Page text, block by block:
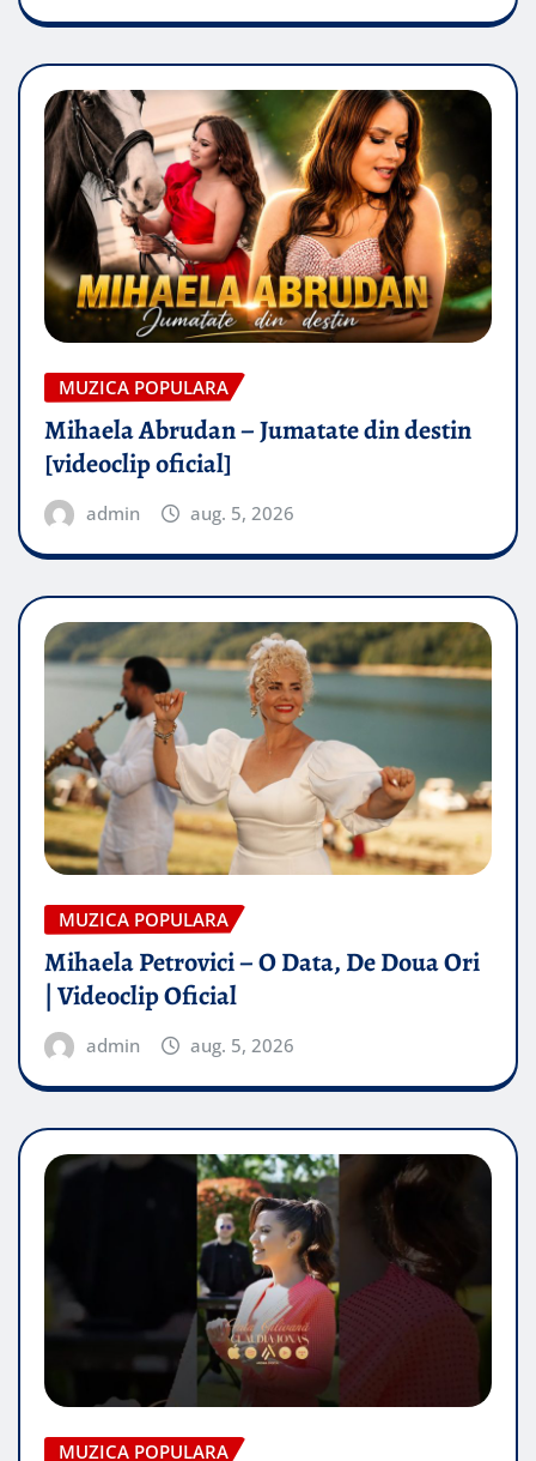
MUZICA POPULARA
Mihaela Abrudan – Jumatate din destin
[videoclip oficial]
admin aug. 5, 2026
MUZICA POPULARA
Mihaela Petrovici – O Data, De Doua Ori
| Videoclip Oficial
admin aug. 5, 2026
MUZICA POPULARA